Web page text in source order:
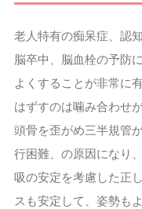
老人特有の痴呆症、認
脳卒中、脳血栓の予防
よくすることが非常に
はずすのは噛み合わせ
頭骨を歪がめ三半規管
行困難、の原因になり
吸の安定を考慮した正
スも安定して、姿勢も